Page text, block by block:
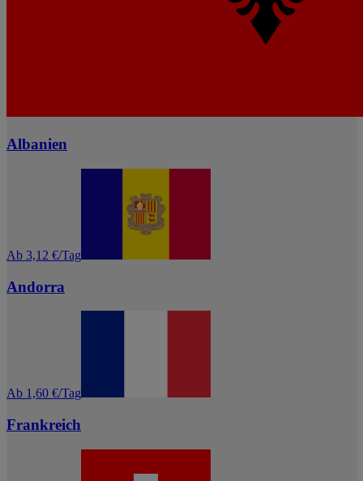
Albanien
Ab 3,12 €/Tag
Andorra
Ab 1,60 €/Tag
Frankreich